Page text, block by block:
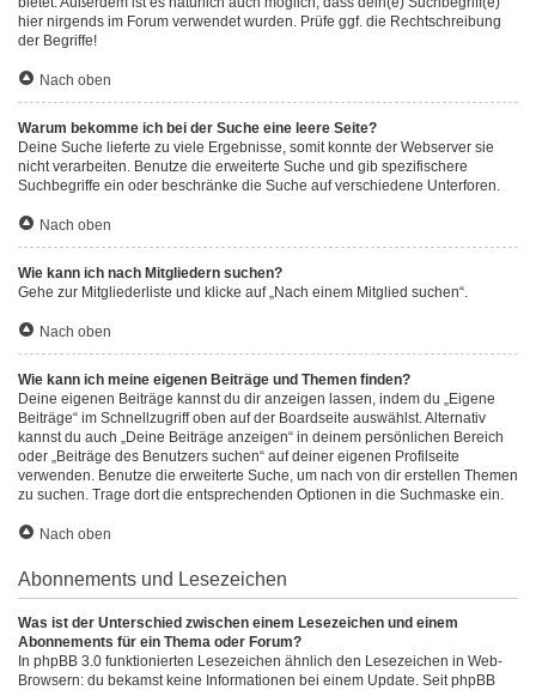
hier nirgends im Forum verwendet wurden. Prüfe ggf. die Rechtschreibung
der Begriffe!
Nach oben
Warum bekomme ich bei der Suche eine leere Seite?
Deine Suche lieferte zu viele Ergebnisse, somit konnte der Webserver sie
nicht verarbeiten. Benutze die erweiterte Suche und gib spezifischere
Suchbegriffe ein oder beschränke die Suche auf verschiedene Unterforen.
Nach oben
Wie kann ich nach Mitgliedern suchen?
Gehe zur Mitgliederliste und klicke auf „Nach einem Mitglied suchen“.
Nach oben
Wie kann ich meine eigenen Beiträge und Themen finden?
Deine eigenen Beiträge kannst du dir anzeigen lassen, indem du „Eigene
Beiträge“ im Schnellzugriff oben auf der Boardseite auswählst. Alternativ
kannst du auch „Deine Beiträge anzeigen“ in deinem persönlichen Bereich
oder „Beiträge des Benutzers suchen“ auf deiner eigenen Profilseite
verwenden. Benutze die erweiterte Suche, um nach von dir erstellen Themen
zu suchen. Trage dort die entsprechenden Optionen in die Suchmaske ein.
Nach oben
Abonnements und Lesezeichen
Was ist der Unterschied zwischen einem Lesezeichen und einem
Abonnements für ein Thema oder Forum?
In phpBB 3.0 funktionierten Lesezeichen ähnlich den Lesezeichen in Web-
Browsern: du bekamst keine Informationen bei einem Update. Seit phpBB